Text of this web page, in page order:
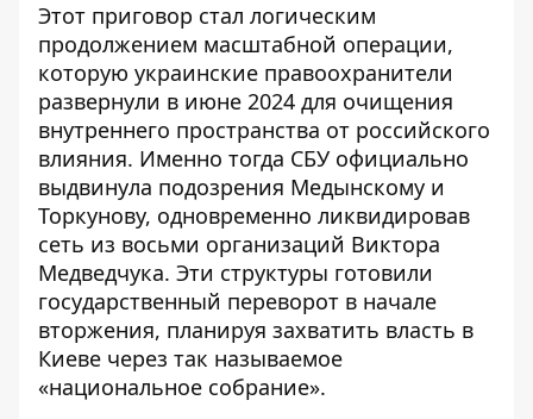
Этот приговор стал логическим
продолжением масштабной операции,
которую украинские правоохранители
развернули в июне 2024 для очищения
внутреннего пространства от российского
влияния. Именно тогда СБУ официально
выдвинула подозрения Медынскому и
Торкунову, одновременно ликвидировав
сеть из восьми организаций Виктора
Медведчука. Эти структуры готовили
государственный переворот в начале
вторжения, планируя захватить власть в
Киеве через так называемое
«национальное собрание».